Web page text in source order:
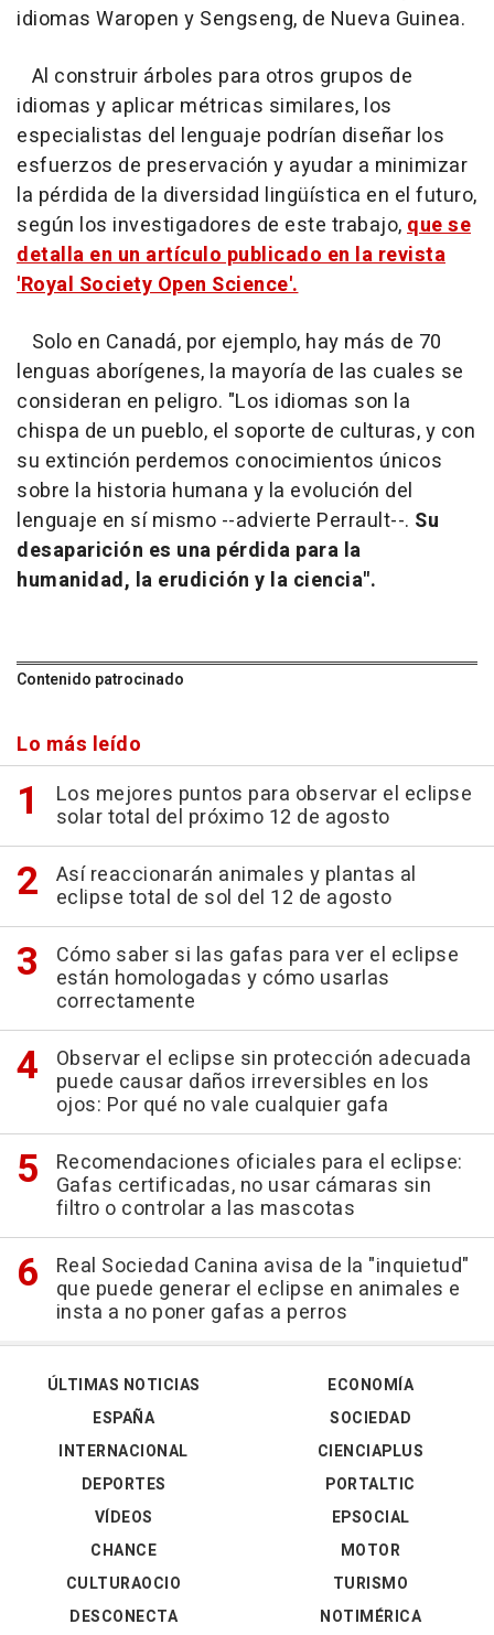
idiomas Waropen y Sengseng, de Nueva Guinea.
Al construir árboles para otros grupos de
idiomas y aplicar métricas similares, los
especialistas del lenguaje podrían diseñar los
esfuerzos de preservación y ayudar a minimizar
la pérdida de la diversidad lingüística en el futuro,
según los investigadores de este trabajo,que se
detalla en un artículo publicado en la revista
'Royal Society Open Science'.
Solo en Canadá, por ejemplo, hay más de 70
lenguas aborígenes, la mayoría de las cuales se
consideran en peligro. "Los idiomas son la
chispa de un pueblo, el soporte de culturas, y con
su extinción perdemos conocimientos únicos
sobre la historia humana y la evolución del
lenguaje en sí mismo --advierte Perrault--. Su
desaparición es una pérdida para la
humanidad, la erudición y la ciencia".
Contenido patrocinado
Lo más leído
Los mejores puntos para observar el eclipse
solar total del próximo 12 de agosto
Así reaccionarán animales y plantas al
eclipse total de sol del 12 de agosto
Cómo saber si las gafas para ver el eclipse
están homologadas y cómo usarlas
correctamente
Observar el eclipse sin protección adecuada
puede causar daños irreversibles en los
ojos: Por qué no vale cualquier gafa
Recomendaciones oficiales para el eclipse:
Gafas certificadas, no usar cámaras sin
filtro o controlar a las mascotas
Real Sociedad Canina avisa de la "inquietud"
que puede generar el eclipse en animales e
insta a no poner gafas a perros
ÚLTIMAS NOTICIAS
ESPAÑA
INTERNACIONAL
DEPORTES
VÍDEOS
ECONOMÍA
SOCIEDAD
CIENCIAPLUS
PORTALTIC
EPSOCIAL
CHANCE
CULTURAOCIO
DESCONECTA
MOTOR
TURISMO
NOTIMÉRICA